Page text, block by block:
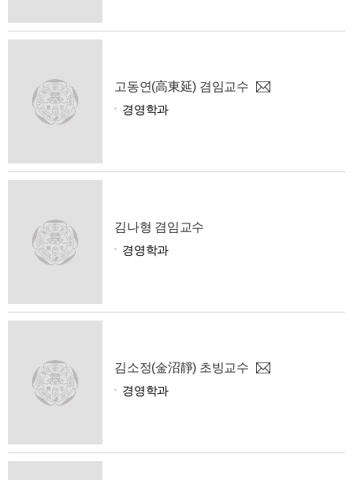
고동연(高東延) 겸임교수
경영학과
김나형 겸임교수
경영학과
김소정(金沼靜) 초빙교수
경영학과